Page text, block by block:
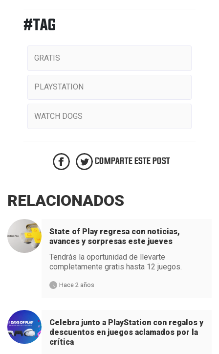
#TAG
GRATIS
PLAYSTATION
WATCH DOGS
COMPARTE ESTE POST
RELACIONADOS
State of Play regresa con noticias,
avances y sorpresas este jueves
Tendrás la oportunidad de llevarte
completamente gratis hasta 12 juegos.
Hace 2 años
Celebra junto a PlayStation con regalos y
descuentos en juegos aclamados por la
crítica